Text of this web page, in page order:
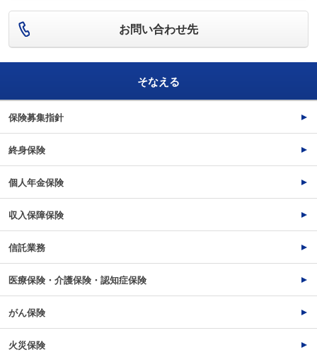
お問い合わせ先
そなえる
保険募集指針
終身保険
個人年金保険
収入保障保険
信託業務
医療保険・介護保険・認知症保険
がん保険
火災保険